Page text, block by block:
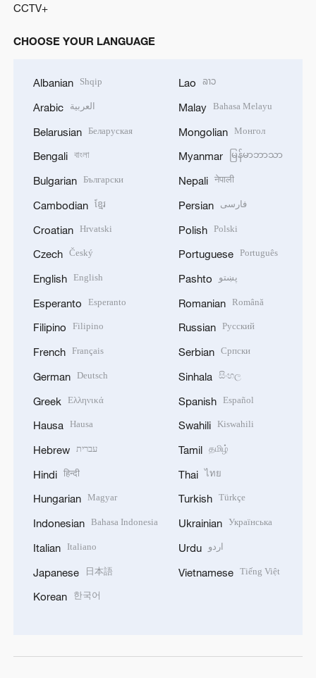
CCTV+
CHOOSE YOUR LANGUAGE
Albanian Shqip
Arabic العربية
Belarusian Беларуская
Bengali বাংলা
Bulgarian Български
Cambodian ខ្មែរ
Croatian Hrvatski
Czech Český
English English
Esperanto Esperanto
Filipino Filipino
French Français
German Deutsch
Greek Ελληνικά
Hausa Hausa
Hebrew עברית
Hindi हिन्दी
Hungarian Magyar
Indonesian Bahasa Indonesia
Italian Italiano
Japanese 日本語
Korean 한국어
Lao ລາວ
Malay Bahasa Melayu
Mongolian Монгол
Myanmar မြန်မာဘာသာ
Nepali नेपाली
Persian فارسی
Polish Polski
Portuguese Português
Pashto پښتو
Romanian Română
Russian Русский
Serbian Српски
Sinhala සිංහල
Spanish Español
Swahili Kiswahili
Tamil தமிழ்
Thai ไทย
Turkish Türkçe
Ukrainian Українська
Urdu اردو
Vietnamese Tiếng Việt